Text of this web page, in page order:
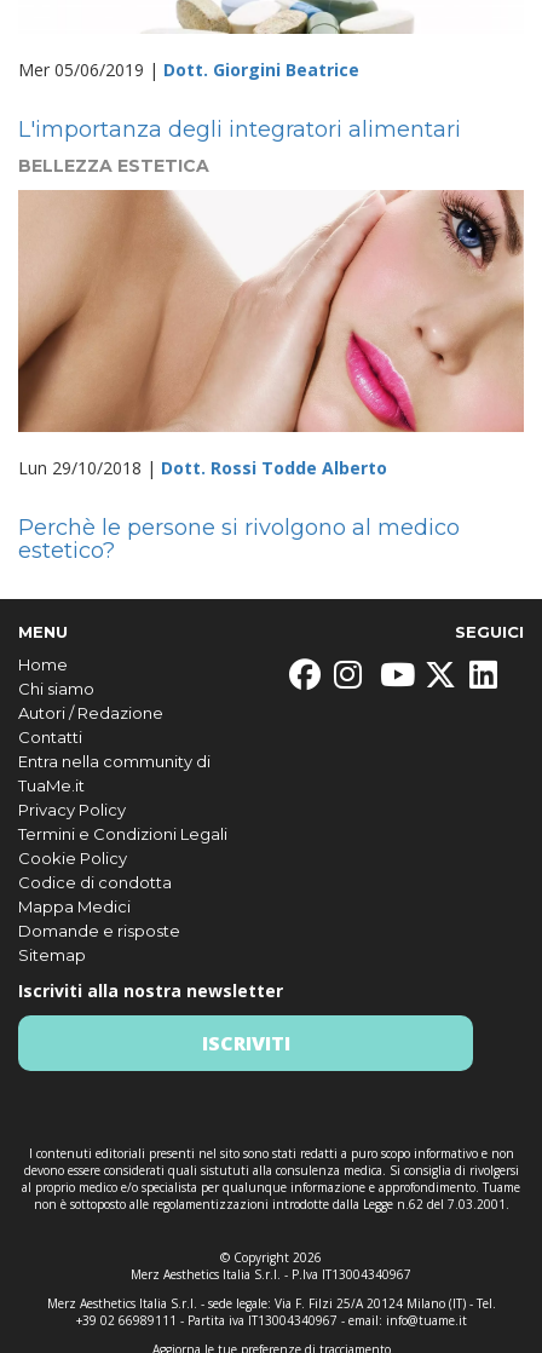
Mer 05/06/2019 | Dott. Giorgini Beatrice
L'importanza degli integratori alimentari
BELLEZZA ESTETICA
Lun 29/10/2018 | Dott. Rossi Todde Alberto
Perchè le persone si rivolgono al medico
estetico?
MENU
Home
Chi siamo
Autori / Redazione
Contatti
Entra nella community di
TuaMe.it
Privacy Policy
Termini e Condizioni Legali
Cookie Policy
Codice di condotta
Mappa Medici
Domande e risposte
Sitemap
SEGUICI
Iscriviti alla nostra newsletter
ISCRIVITI
I contenuti editoriali presenti nel sito sono stati redatti a puro scopo informativo e non
devono essere considerati quali sistututi alla consulenza medica. Si consiglia di rivolgersi
al proprio medico e/o specialista per qualunque informazione e approfondimento. Tuame
non è sottoposto alle regolamentizzazioni introdotte dalla Legge n.62 del 7.03.2001.
© Copyright 2026
Merz Aesthetics Italia S.r.l. - P.Iva IT13004340967
Merz Aesthetics Italia S.r.l. - sede legale: Via F. Filzi 25/A 20124 Milano (IT) - Tel.
+39 02 66989111 - Partita iva IT13004340967 - email: info@tuame.it
Aggiorna le tue preferenze di tracciamento